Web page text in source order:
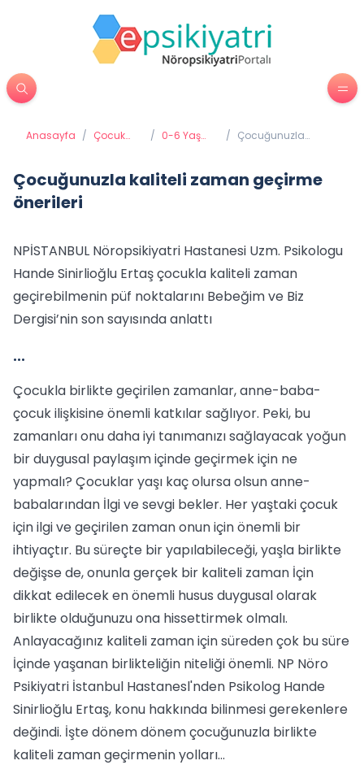
Anasayfa / Çocuk
/ 0-6 Yaş
/ Çocuğunuzla
Çocuğunuzla kaliteli zaman geçirme
önerileri
NPİSTANBUL Nöropsikiyatri Hastanesi Uzm. Psikologu
Hande Sinirlioğlu Ertaş çocukla kaliteli zaman
geçirebilmenin püf noktalarını Bebeğim ve Biz
Dergisi’nin son sayısında anlattı
…
Çocukla birlikte geçirilen zamanlar, anne-baba-
çocuk ilişkisine önemli katkılar sağlıyor. Peki, bu
zamanları onu daha iyi tanımanızı sağlayacak yoğun
bir duygusal paylaşım içinde geçirmek için ne
yapmalı? Çocuklar yaşı kaç olursa olsun anne-
babalarından İlgi ve sevgi bekler. Her yaştaki çocuk
için ilgi ve geçirilen zaman onun için önemli bir
ihtiyaçtır. Bu süreçte bir yapılabileceği, yaşla birlikte
değişse de, onunla gerçek bir kaliteli zaman İçin
dikkat edilecek en önemli husus duygusal olarak
birlikte olduğunuzu ona hissettirmek olmalı.
Anlayacağınız kaliteli zaman için süreden çok bu süre
İçinde yaşanan birlikteliğin niteliği önemli. NP Nöro
Psikiyatri İstanbul Hastanesl'nden Psikolog Hande
Sinirlioğlu Ertaş, konu hakkında bilinmesi gerekenlere
değindi. İşte dönem dönem çocuğunuzla birlikte
kaliteli zaman geçirmenin yolları...